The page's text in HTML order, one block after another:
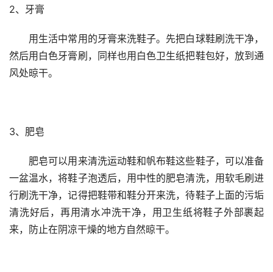
2、牙膏
用生活中常用的牙膏来洗鞋子。先把白球鞋刷洗干净，
然后用白色牙膏刷，同样也用白色卫生纸把鞋包好，放到通
风处晾干。
3、肥皂
肥皂可以用来清洗运动鞋和帆布鞋这些鞋子，可以准备
一盆温水，将鞋子泡透后，用中性的肥皂清洗，用软毛刷进
行刷洗干净，记得把鞋带和鞋分开来洗，待鞋子上面的污垢
清洗好后，再用清水冲洗干净，用卫生纸将鞋子外部裹起
来，防止在阴凉干燥的地方自然晾干。